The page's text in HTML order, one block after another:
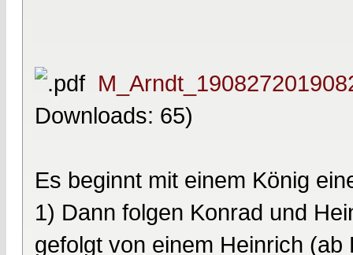
Downloads: 65)
Es beginnt mit einem König
1) Dann folgen Konrad und
gefolgt von einem Heinrich